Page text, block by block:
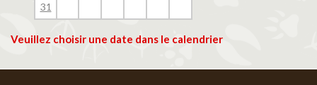
31
Veuillez choisir une date dans le calendrier